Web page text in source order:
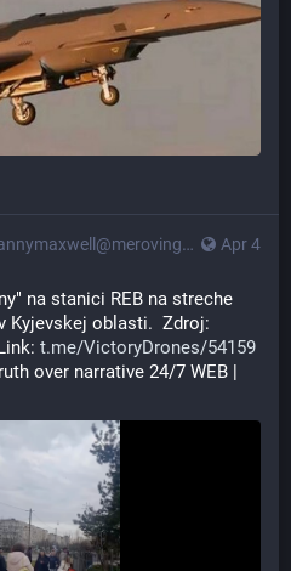
Apr 4
na stanici REB na streche
Kyjevskej oblasti.  Zdroj:
t.me/VictoryDrones/54159
over narrative 24/7 WEB |